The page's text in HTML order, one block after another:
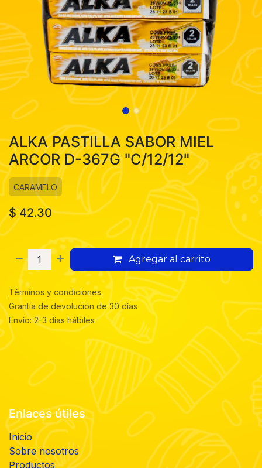
ALKA PASTILLA SABOR MIEL
ARCOR D-367G "C/12/12"
CARAMELO
$42.30
Agregar al carrito
Términos y condiciones
Grantía de devolución de 30 días
Envío: 2-3 días hábiles
Enlaces útiles
Inicio
Sobre nosotros
Productos